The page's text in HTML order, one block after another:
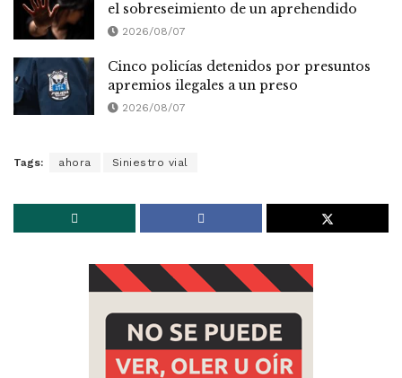
el sobreseimiento de un aprehendido
2026/08/07
Cinco policías detenidos por presuntos
apremios ilegales a un preso
2026/08/07
Tags: ahora Siniestro vial